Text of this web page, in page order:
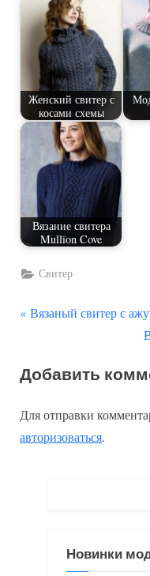
Женский свитер с
косами схемы
Вязание свитера
Mullion Cove
Свитер
Навигация
записям
П
д
д
у
Вязаный свитер с
е
у
а
Добавить
Для отправки
авторизоваться.
Новинки